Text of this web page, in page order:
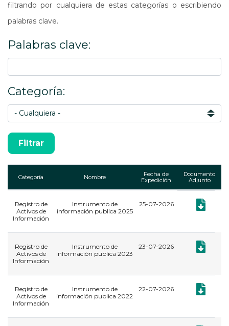
filtrando por cualquiera de estas categorías o escribiendo
palabras clave.
Palabras clave:
Categoría:
Categoría Nombre
Fecha de
Expedición
Documento
Adjunto
Registro de
Activos de
Información
Instrumento de
información publica 2025
25-07-2026
Registro de
Activos de
Información
Instrumento de
información publica 2023
23-07-2026
Registro de
Activos de
Información
Instrumento de
información publica 2022
22-07-2026